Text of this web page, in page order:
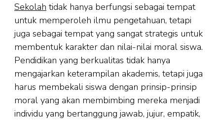
Sekolah tidak hanya berfungsi sebagai tempat
untuk memperoleh ilmu pengetahuan, tetapi
juga sebagai tempat yang sangat strategis untuk
membentuk karakter dan nilai-nilai moral siswa.
Pendidikan yang berkualitas tidak hanya
mengajarkan keterampilan akademis, tetapi juga
harus membekali siswa dengan prinsip-prinsip
moral yang akan membimbing mereka menjadi
individu yang bertanggung jawab, jujur, empatik,